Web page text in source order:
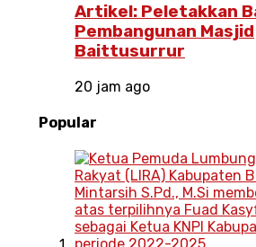
Artikel: Peletakkan
Pembangunan Masjid
Baittusurrur
20 jam ago
Popular